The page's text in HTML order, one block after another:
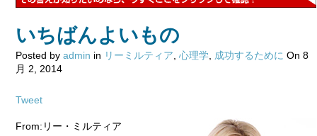
いちばんよいもの
Posted by admin in リーミルティア 心理学 成功するために On 8
月 2, 2014
Tweet
From:リー・ミルティア